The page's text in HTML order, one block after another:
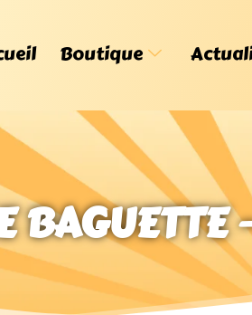
Boutique